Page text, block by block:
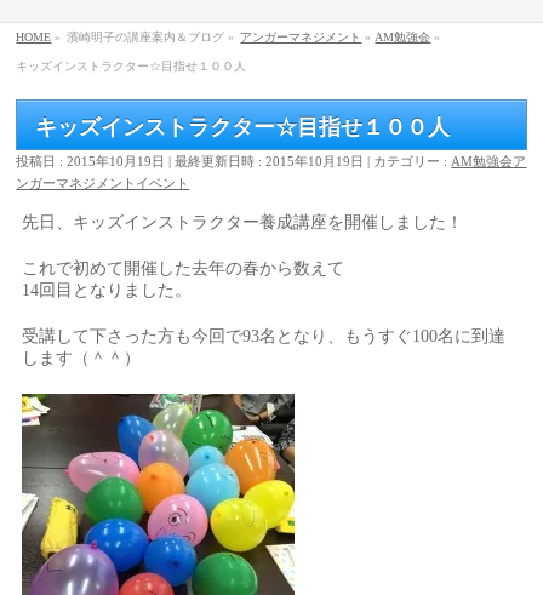
HOME » 濱崎明子の講座案内＆ブログ » アンガーマネジメント » AM勉強会 »
キッズインストラクター☆目指せ１００人
キッズインストラクター☆目指せ１００人
投稿日 : 2015年10月19日 最終更新日時 : 2015年10月19日 カテゴリー : AM勉強会ア
ンガーマネジメント イベント
先日、キッズインストラクター養成講座を開催しました！
これで初めて開催した去年の春から数えて
14回目となりました。
受講して下さった方も今回で93名となり、もうすぐ100名に到達
します（＾＾）